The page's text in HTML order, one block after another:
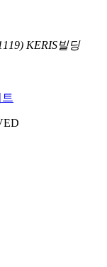
KERIS빌딩